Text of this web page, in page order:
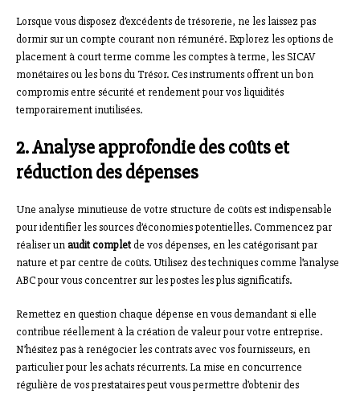
Lorsque vous disposez d’excédents de trésorerie, ne les laissez pas
dormir sur un compte courant non rémunéré. Explorez les options de
placement à court terme comme les comptes à terme, les SICAV
monétaires ou les bons du Trésor. Ces instruments offrent un bon
compromis entre sécurité et rendement pour vos liquidités
temporairement inutilisées.
2. Analyse approfondie des coûts et
réduction des dépenses
Une analyse minutieuse de votre structure de coûts est indispensable
pour identifier les sources d’économies potentielles. Commencez par
réaliser unaudit completde vos dépenses, en les catégorisant par
nature et par centre de coûts. Utilisez des techniques comme l’analyse
ABC pour vous concentrer sur les postes les plus significatifs.
Remettez en question chaque dépense en vous demandant si elle
contribue réellement à la création de valeur pour votre entreprise.
N’hésitez pas à renégocier les contrats avec vos fournisseurs, en
particulier pour les achats récurrents. La mise en concurrence
régulière de vos prestataires peut vous permettre d’obtenir des